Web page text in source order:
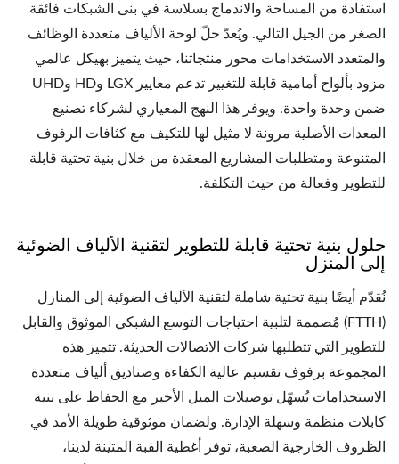
استفادة من المساحة والاندماج بسلاسة في بنى الشبكات فائقة
الصغر من الجيل التالي. ويُعدّ حلّ لوحة الألياف متعددة الوظائف
والمتعدد الاستخدامات محور منتجاتنا، حيث يتميز بهيكل عالمي
مزود بألواح أمامية قابلة للتغيير تدعم معايير LGX وHD وUHD
ضمن وحدة واحدة. ويوفر هذا النهج المعياري لشركاء تصنيع
المعدات الأصلية مرونة لا مثيل لها للتكيف مع كثافات الرفوف
المتنوعة ومتطلبات المشاريع المعقدة من خلال بنية تحتية قابلة
للتطوير وفعالة من حيث التكلفة.
حلول بنية تحتية قابلة للتطوير لتقنية الألياف الضوئية
إلى المنزل
نُقدّم أيضًا بنية تحتية شاملة لتقنية الألياف الضوئية إلى المنازل
(FTTH) مُصممة لتلبية احتياجات التوسع الشبكي الموثوق والقابل
للتطوير التي تتطلبها شركات الاتصالات الحديثة. تتميز هذه
المجموعة برفوف تقسيم عالية الكفاءة وصناديق ألياف متعددة
الاستخدامات تُسهّل توصيلات الميل الأخير مع الحفاظ على بنية
كابلات منظمة وسهلة الإدارة. ولضمان موثوقية طويلة الأمد في
الظروف الخارجية الصعبة، توفر أغطية القبة المتينة لدينا،